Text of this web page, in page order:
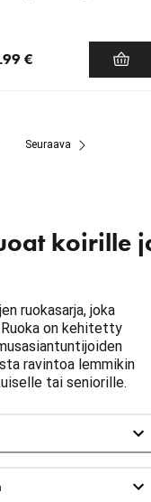
€
Seuraava
koirille
ruokasarja, joka
on kehitetty
ravintoa lemmikin
tai seniorille.